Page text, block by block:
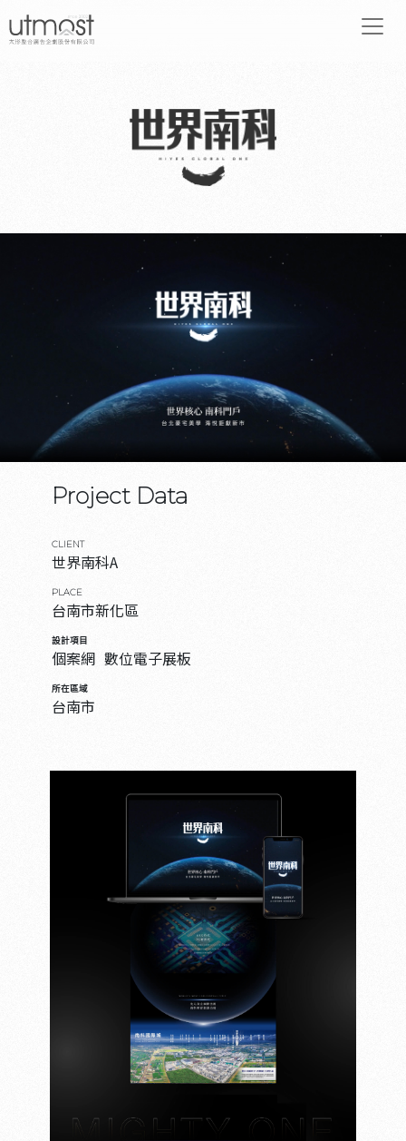
Project Data
CLIENT
世界南科A
PLACE
台南市新化區
設計項目
個案網 數位電子展板
所在區域
台南市